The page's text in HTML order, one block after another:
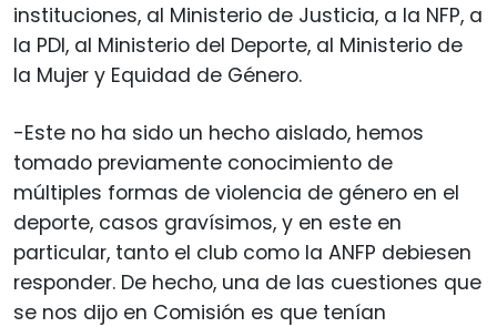
instituciones, al Ministerio de Justicia, a la NFP, a
la PDI, al Ministerio del Deporte, al Ministerio de
la Mujer y Equidad de Género.
-Este no ha sido un hecho aislado, hemos
tomado previamente conocimiento de
múltiples formas de violencia de género en el
deporte, casos gravísimos, y en este en
particular, tanto el club como la ANFP debiesen
responder. De hecho, una de las cuestiones que
se nos dijo en Comisión es que tenían